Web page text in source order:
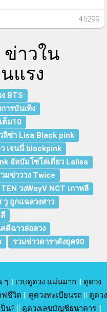
: 45299
ข่าวใน
แรง
BTS
ารบันเทิง
ต็ม10
ลิซ่า Lisa Black pink
เจนนี่ blackpink
อัลบัมโซโล่เดี่ยว Lalisa
มข่าววง Twice
วงWayV NCT เกาหลี
วู ถูกแฉลวงสาว
ดีฉาวล่อลวง
รวมข่าวดาราดังยุค90
ๆ || เวบดูดวง แม่นมาก || ดูดวง
ฟชีวิต || ดูดวงทะเบียนรถ || ดูดวง
น? || ดูดวงเลขบัญชีธนาคาร||